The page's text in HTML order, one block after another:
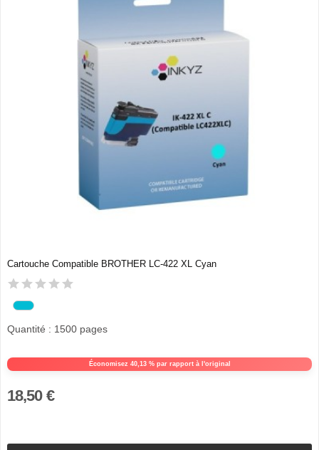
Cartouche Compatible BROTHER LC-422 XL Cyan
Économisez 40,13 % par rapport à l'original
Quantité : 1500 pages
18,50 €